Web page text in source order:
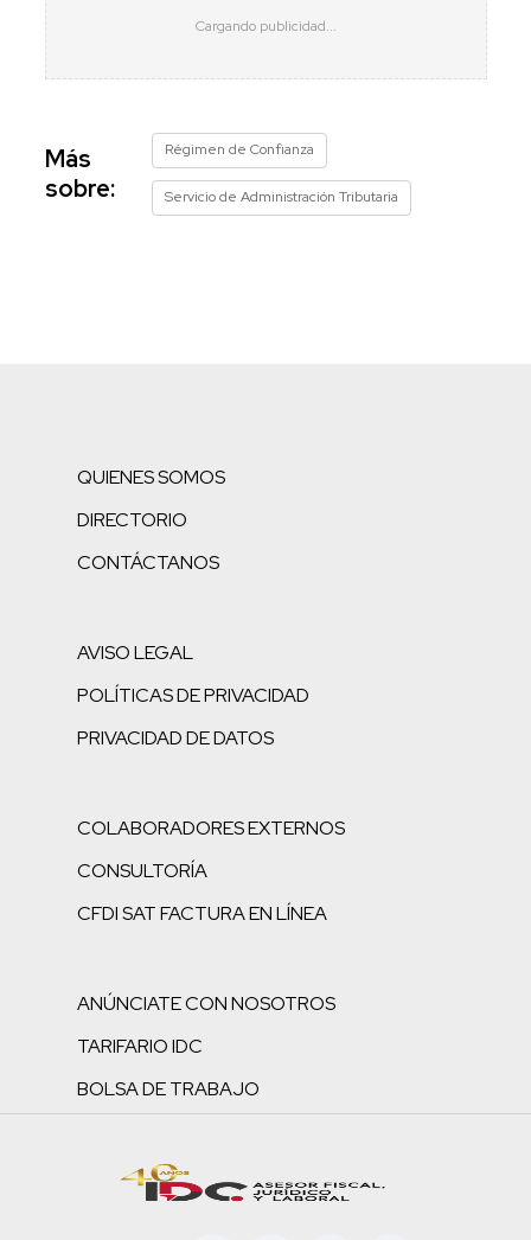
Más
sobre:
Régimen de Confianza
Servicio de Administración Tributaria
QUIENES SOMOS
DIRECTORIO
CONTÁCTANOS
AVISO LEGAL
POLÍTICAS DE PRIVACIDAD
PRIVACIDAD DE DATOS
COLABORADORES EXTERNOS
CONSULTORÍA
CFDI SAT FACTURA EN LÍNEA
ANÚNCIATE CON NOSOTROS
TARIFARIO IDC
BOLSA DE TRABAJO